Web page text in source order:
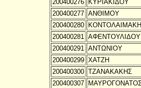
200400276
ΚΥΡΙΑΚΙΔΟΥ
200400277 ΑΝΘΙΜΟΥ
200400280
ΚΟΝΤΟΛΑΙΜΑΚΗ
200400281 ΑΦΕΝΤΟΥΛΙΔΟΥ
200400291 ΑΝΤΩΝΙΟΥ
200400299 ΧΑΤΖΗ
200400300 ΤΖΑΝΑΚΑΚΗΣ
200400307